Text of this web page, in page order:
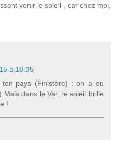
venir le soleil , car chez moi,
à 18:35
ton pays (Finistère) : on a eu
Mais dans le Var, le soleil brille
!